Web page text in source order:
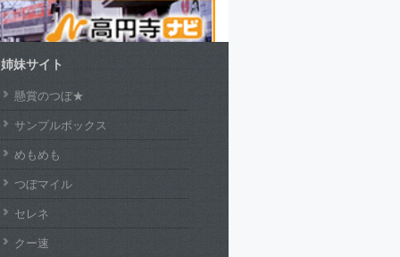
姉妹サイト
懸賞のつぼ★
サンプルボックス
めもめも
つぼマイル
セレネ
クー速